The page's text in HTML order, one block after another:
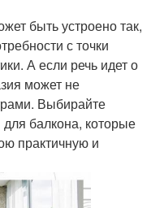
быть устроено так,
с точки
А если речь идет о
может не
Выбирайте
балкона, которые
практичную и